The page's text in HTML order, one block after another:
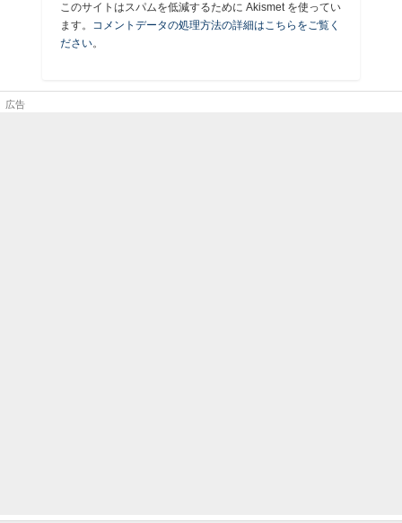
このサイトはスパムを低減するために Akismet を使ってい
ます。 コメントデータの処理方法の詳細はこちらをご覧く
ださい。